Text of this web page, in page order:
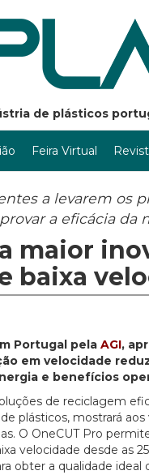
de plásticos
Feira Virtual
a levarem os
a eficácia da
maior
baixa
Portugal pela AGI,
em velocidade
e benefícios
de reciclagem
plásticos, mostrará
O OneCUT Pro
velocidade desde as
obter a qualidade ideal